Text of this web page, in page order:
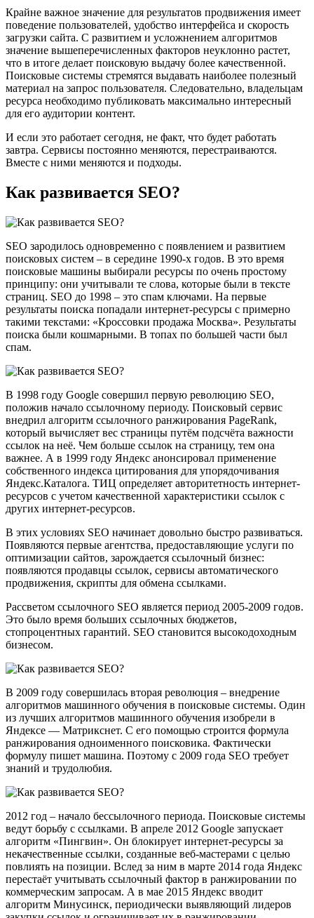
Крайне важное значение для результатов продвижения имеет
поведение пользователей, удобство интерфейса и скорость
загрузки сайта. С развитием и усложнением алгоритмов
значение вышеперечисленных факторов неуклонно растет,
что в итоге делает поисковую выдачу более качественной.
Поисковые системы стремятся выдавать наиболее полезный
материал на запрос пользователя. Следовательно, владельцам
ресурса необходимо публиковать максимально интересный
для его аудитории контент.
И если это работает сегодня, не факт, что будет работать
завтра. Сервисы постоянно меняются, перестраиваются.
Вместе с ними меняются и подходы.
Как развивается SEO?
SEO зародилось одновременно с появлением и развитием
поисковых систем – в середине 1990-х годов. В это время
поисковые машины выбирали ресурсы по очень простому
принципу: они учитывали те слова, которые были в тексте
страниц. SEO до 1998 – это спам ключами. На первые
результаты поиска попадали интернет-ресурсы с примерно
такими текстами: «Кроссовки продажа Москва». Результаты
поиска были кошмарными. В топах по большей части был
спам.
В 1998 году Google совершил первую революцию SEO,
положив начало ссылочному периоду. Поисковый сервис
внедрил алгоритм ссылочного ранжирования PageRank,
который вычисляет вес страницы путём подсчёта важности
ссылок на неё. Чем больше ссылок на страницу, тем она
важнее. А в 1999 году Яндекс анонсировал применение
собственного индекса цитирования для упорядочивания
Яндекс.Каталога. ТИЦ определяет авторитетность интернет-
ресурсов с учетом качественной характеристики ссылок с
других интернет-ресурсов.
В этих условиях SEO начинает довольно быстро развиваться.
Появляются первые агентства, предоставляющие услуги по
оптимизации сайтов, зарождается ссылочный бизнес:
появляются продавцы ссылок, сервисы автоматического
продвижения, скрипты для обмена ссылками.
Рассветом ссылочного SEO является период 2005-2009 годов.
Это было время больших ссылочных бюджетов,
стопроцентных гарантий. SEO становится высокодоходным
бизнесом.
В 2009 году совершилась вторая революция – внедрение
алгоритмов машинного обучения в поисковые системы. Один
из лучших алгоритмов машинного обучения изобрели в
Яндексе — Матрикснет. С его помощью строится формула
ранжирования одноименного поисковика. Фактически
формулу пишет машина. Поэтому с 2009 года SEO требует
знаний и трудолюбия.
2012 год – начало бессылочного периода. Поисковые системы
ведут борьбу с ссылками. В апреле 2012 Google запускает
алгоритм «Пингвин». Он блокирует интернет-ресурсы за
некачественные ссылки, созданные веб-мастерами с целью
повлиять на позиции. Вслед за ним в марте 2014 года Яндекс
перестаёт учитывать ссылочный фактор в ранжировании по
коммерческим запросам. А в мае 2015 Яндекс вводит
алгоритм Минусинск, периодически выявляющий лидеров